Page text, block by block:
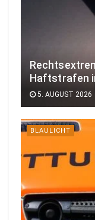
Haftstrafen
5. AUGUST 2026
BLAULICHT